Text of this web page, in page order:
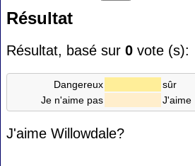
Résultat
Résultat, basé sur 0 vote (s):
Dangereux
sûr
Je n'aime pas
J'aime
J'aime Willowdale?